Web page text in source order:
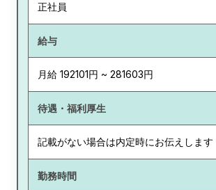
正社員
給与
月給 192101円 ~ 281603円
待遇・福利厚生
記載がない場合は内定時にお伝えします
勤務時間